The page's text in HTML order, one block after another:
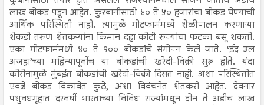
लाख बोकड पडून आहेत. कुरबानीसाठी ४० ते ५० हजारांचा बोकड घेण्याची
आर्थिक परिस्थिती नाही. त्यामुळे गोटफार्ममध्ये शेळीपालन करणाऱ्या
शेकडो तरुण शेतकऱ्यांना किमान दहा कोटी रुपयांचा फटका बसू शकतो.
एका गोटफार्ममध्ये ४० ते १०० बोकडांचे संगोपन केले जाते. ‘ईद उल
अजहा’च्या महिन्यापूर्वीच या बोकडांची खरेदी-विक्री सुरू होते. यंदा
कोरोनामुळे मुंबईत बोकडांची खरेदी-विक्री दिसत नाही. अशा परिस्थितीत
एवढे बोकड विकावेत कुठे, अशा विवंचनेत शेतकरी आहेत. देवनार
पशुवधगृहात दरवर्षी भारताच्या विविध राज्यांमधून दोन ते अडीच लाख